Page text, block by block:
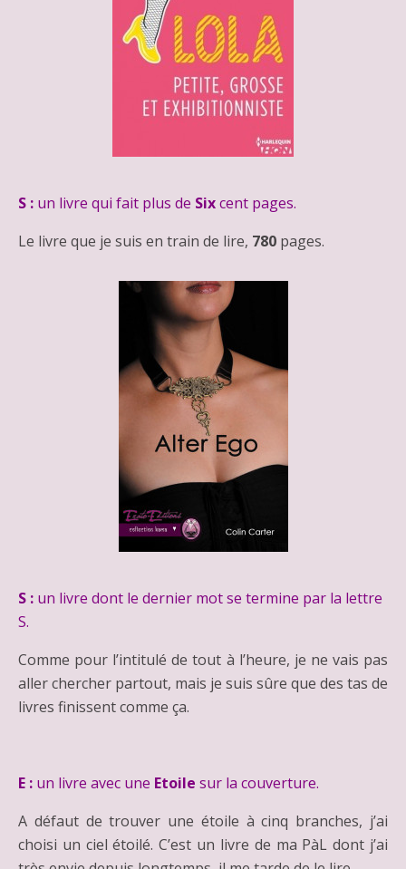
S : un livre qui fait plus de Sixcent pages.
Le livre que je suis en train de lire, 780 pages.
S : un livre dont le dernier mot se termine par la lettre
S.
Comme pour l’intitulé de tout à l’heure, je ne vais pas
aller chercher partout, mais je suis sûre que des tas de
livres finissent comme ça.
E : un livre avec une Etoile sur la couverture.
A défaut de trouver une étoile à cinq branches, j’ai
choisi un ciel étoilé. C’est un livre de ma PàL dont j’ai